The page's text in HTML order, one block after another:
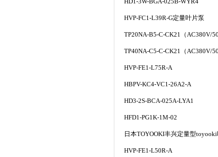
HVP-FC1-L39R-G定量叶片泵
TP20NA-B5-C-CK21 （AC380V/
TP40NA-C5-C-CK21 （AC380V/
HVP-FE1-L75R-A
HBPV-KC4-VC1-26A2-A
HD3-2S-BCA-025A-LYA1
HFD1-PG1K-1M-02
日本TOYOOKI丰兴定量型toyooki
HVP-FE1-L50R-A